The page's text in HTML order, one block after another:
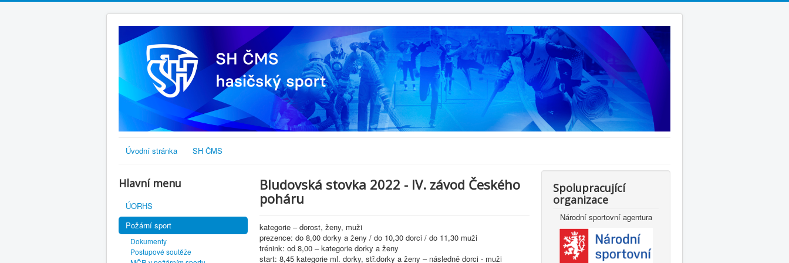
Úvodní stránka SH ČMS
Hlavní menu
ÚORHS
Požární sport
Dokumenty
Postupové soutěže
Bludovská stovka 2022 - IV. závod Českého
poháru
kategorie – dorost, ženy, muži
prezence: do 8,00 dorky a ženy / do 10,30 dorci / do 11,30 muži
trénink: od 8,00 – kategorie dorky a ženy
start: 8,45 kategorie ml. dorky, stř.dorky a ženy – následně dorci ‐ muži
Spolupracující
organizace
Národní sportovní agentura